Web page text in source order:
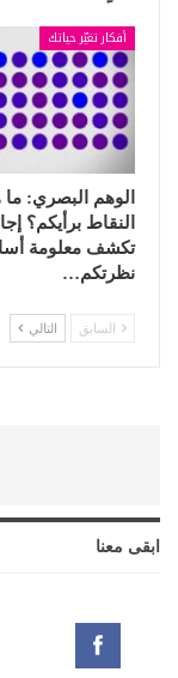
أفكار تغيّر حياتك
الوهم البصري:
النقاط برأيكم؟
تكشف معلومة
نظرتكم…
السابق التالي
ابقى معنا